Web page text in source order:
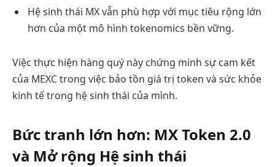
Hệ sinh thái MX vẫn phù hợp với mục tiêu rộng lớn
hơn của một mô hình tokenomics bền vững.
Việc thực hiện hàng quý này chứng minh sự cam kết
của MEXC trong việc bảo tồn giá trị token và sức khỏe
kinh tế trong hệ sinh thái của mình.
Bức tranh lớn hơn: MX Token 2.0
và Mở rộng Hệ sinh thái